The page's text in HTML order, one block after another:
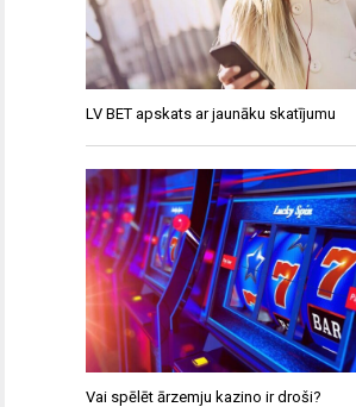
LV BET apskats ar jaunāku skatījumu
Vai spēlēt ārzemju kazino ir droši?